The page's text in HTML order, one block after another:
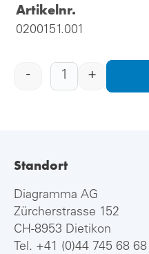
Artikelnr.
0200151.001
- +
Standort
Diagramma AG
Zürcherstrasse 152
CH-8953 Dietikon
Tel. +41 (0)44 745 68 68